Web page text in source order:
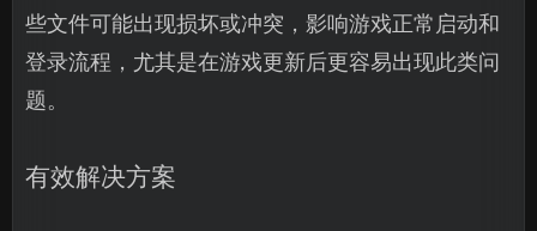
些文件可能出现损坏或冲突，影响游戏正常启动和
登录流程，尤其是在游戏更新后更容易出现此类问
题。
有效解决方案